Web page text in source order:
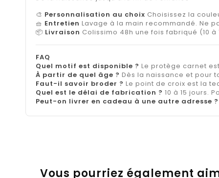
🎨 Personnalisation au choix Choisissez la
🧺 Entretien Lavage à la main recommandé. Ne
📦 Livraison Colissimo 48h une fois fabriqué (10
FAQ
Quel motif est disponible ? Le protège carnet
À partir de quel âge ? Dès la naissance et pour
Faut-il savoir broder ? Le point de croix est la
Quel est le délai de fabrication ? 10 à 15 jours.
Peut-on livrer en cadeau à une autre adresse ?
Vous pourriez également